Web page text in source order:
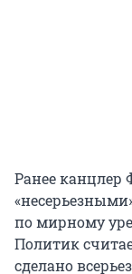
Ранее
по мирному
Политик
сделано